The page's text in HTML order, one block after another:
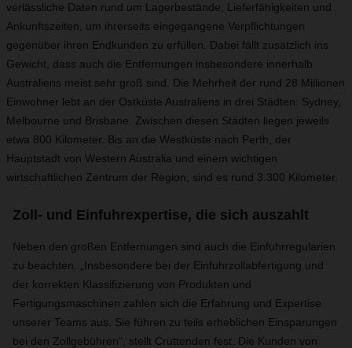
verlässliche Daten rund um Lagerbestände, Lieferfähigkeiten und
Ankunftszeiten, um ihrerseits eingegangene Verpflichtungen
gegenüber ihren Endkunden zu erfüllen. Dabei fällt zusätzlich ins
Gewicht, dass auch die Entfernungen insbesondere innerhalb
Australiens meist sehr groß sind. Die Mehrheit der rund 28 Millionen
Einwohner lebt an der Ostküste Australiens in drei Städten: Sydney,
Melbourne und Brisbane. Zwischen diesen Städten liegen jeweils
etwa 800 Kilometer. Bis an die Westküste nach Perth, der
Hauptstadt von Western Australia und einem wichtigen
wirtschaftlichen Zentrum der Region, sind es rund 3.300 Kilometer.
Zoll- und Einfuhrexpertise, die sich auszahlt
Neben den großen Entfernungen sind auch die Einfuhrregularien
zu beachten. „Insbesondere bei der Einfuhrzollabfertigung und
der korrekten Klassifizierung von Produkten und
Fertigungsmaschinen zahlen sich die Erfahrung und Expertise
unserer Teams aus. Sie führen zu teils erheblichen Einsparungen
bei den Zollgebühren“, stellt Cruttenden fest. Die Kunden von